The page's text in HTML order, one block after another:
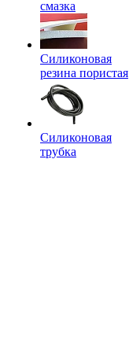
смазка
Силиконовая
резина пористая
Силиконовая
трубка